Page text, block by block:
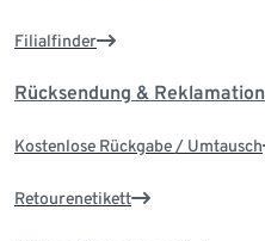
Filialfinder
Rücksendung & Reklamation
Kostenlose Rückgabe / Umtausch
Retourenetikett